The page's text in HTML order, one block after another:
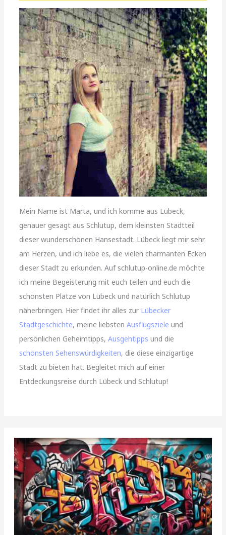
Mein Name ist Marta, und ich komme aus Lübeck,
genauer gesagt aus Schlutup, dem kleinsten Stadtteil
dieser wunderschönen Hansestadt. Lübeck liegt mir sehr
am Herzen, und ich liebe es, die vielen charmanten Ecken
dieser Stadt zu erkunden. Auf schlutup-online.de möchte
ich meine Begeisterung mit euch teilen und euch die
schönsten Plätze von Lübeck und natürlich Schlutup
näherbringen. Hier findet ihr alles zur Lübecker
Stadtgeschichte, meine liebstenAusflugsziele und
persönlichen Geheimtipps,Ausgehtipps und die
schönsten Sehenswürdigkeiten, die diese einzigartige
Stadt zu bieten hat. Begleitet mich auf einer
Entdeckungsreise durch Lübeck und Schlutup!